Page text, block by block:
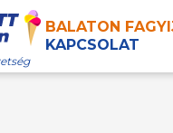
BALATON
KAPCSOLAT